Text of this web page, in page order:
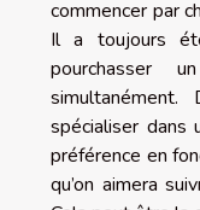
commencer par
Il a toujours
pourchasser
spécialiser dans
préférence en
qu’on aimera